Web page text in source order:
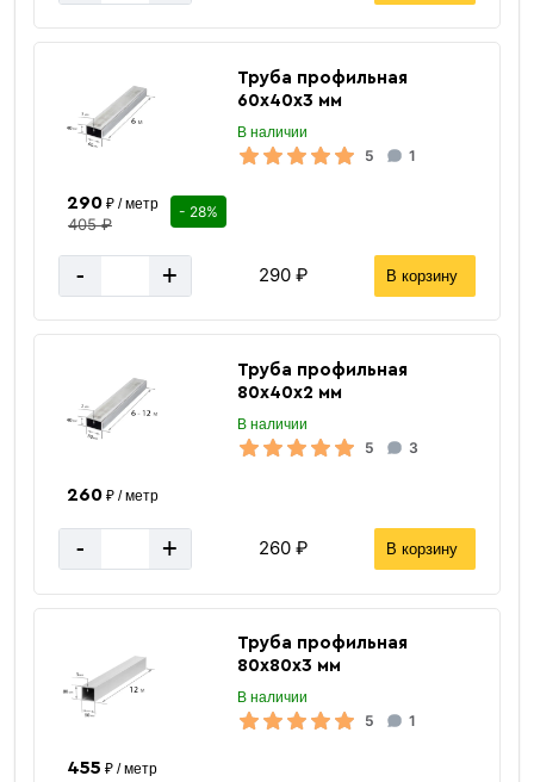
Труба профильная
60х40х3 мм
В наличии
5 1
290₽ / метр
405 ₽
- 28%
- + 290 ₽ В корзину
Труба профильная
80х40х2 мм
В наличии
5 3
260₽ / метр
- + 260 ₽ В корзину
Труба профильная
80х80х3 мм
В наличии
5 1
455 ₽ / метр